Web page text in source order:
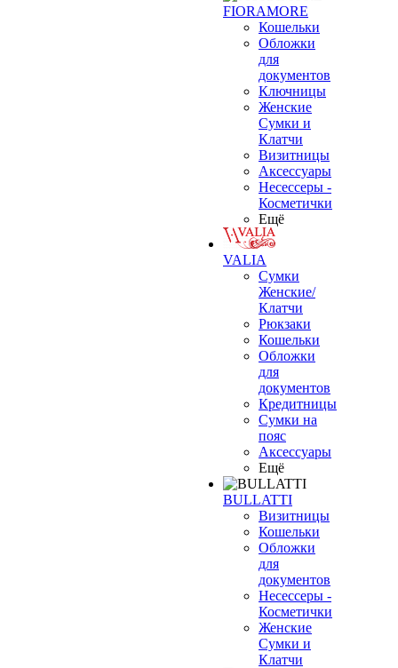
FIORAMORE
Кошельки
Обложки
для
документов
Ключницы
Женские
Сумки и
Клатчи
Визитницы
Аксессуары
Несессеры -
Косметички
Ещё
VALIA
Сумки
Женские/
Клатчи
Рюкзаки
Кошельки
Обложки
для
документов
Кредитницы
Сумки на
пояс
Аксессуары
Ещё
BULLATTI
Визитницы
Кошельки
Обложки
для
документов
Несессеры -
Косметички
Женские
Сумки и
Клатчи